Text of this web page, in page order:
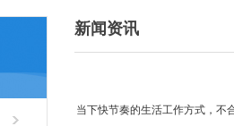
新闻资讯
当下快节奏的生活工作方式，不